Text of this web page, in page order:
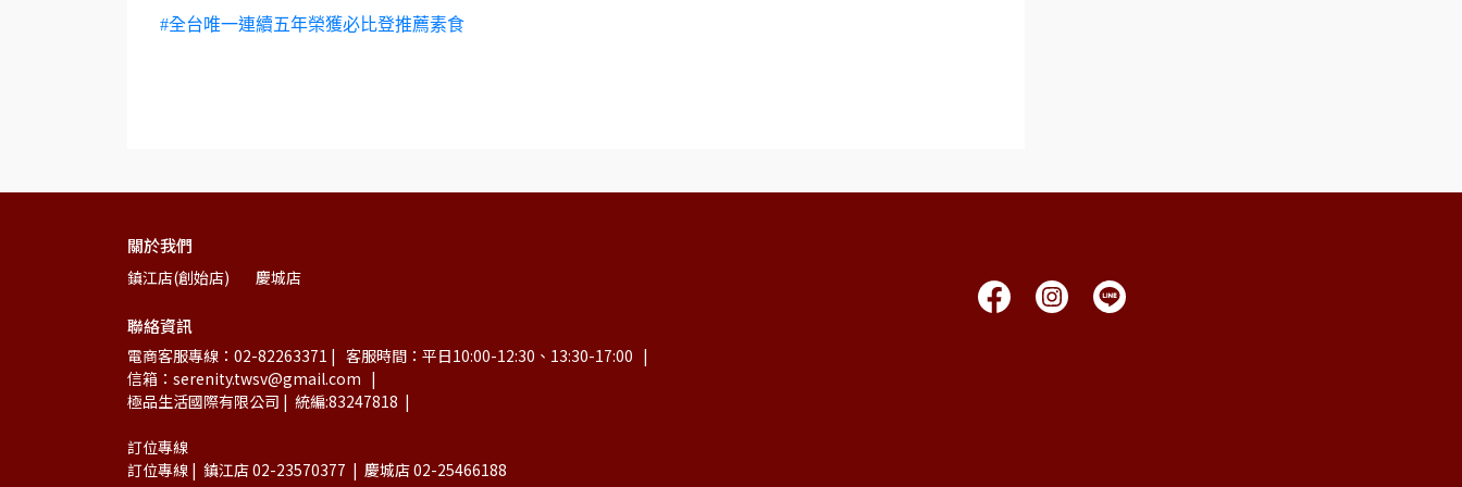
#全台唯一連續五年榮獲必比登推薦素食
關於我們
鎮江店(創始店) 慶城店
聯絡資訊
電商客服專線：02-82263371 |   客服時間：平日10:00-12:30、13:30-17:00   |
信箱：serenity.twsv@gmail.com   |
極品生活國際有限公司 |  統編:83247818  |
訂位專線
訂位專線 |  鎮江店 02-23570377  |  慶城店 02-25466188